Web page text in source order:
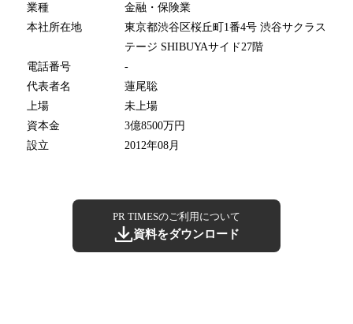
業種
金融・保険業
本社所在地
東京都渋谷区桜丘町1番4号 渋谷サクラス
テージ SHIBUYAサイド27階
電話番号
-
代表者名
蓮尾聡
上場
未上場
資本金
3億8500万円
設立
2012年08月
PR TIMESのご利用について
資料をダウンロード